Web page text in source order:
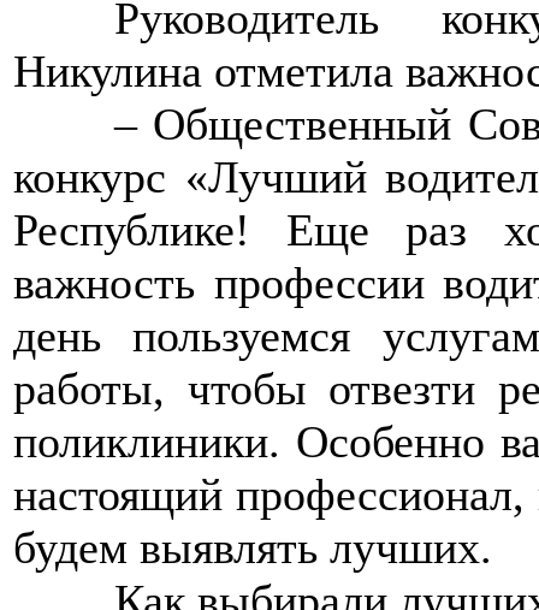
Руководитель
Никулина отметила
>>>>– Общественный
конкурс «Лучший
Республике! Еще раз
важность профессии
день пользуемся
работы, чтобы отвезти
поликлиники. Особенно
настоящий
будем выявлять лучших.